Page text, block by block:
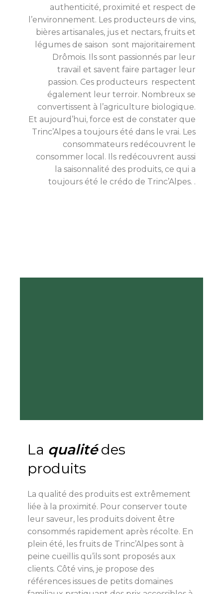
authenticité, proximité et respect de
l’environnement. Les producteurs de vins,
bières artisanales, jus et nectars, fruits et
légumes de saison sont majoritairement
Drômois. Ils sont passionnés par leur
travail et savent faire partager leur
passion. Ces producteurs respectent
également leur terroir. Nombreux se
convertissent à l’agriculture biologique.
Et aujourd’hui, force est de constater que
Trinc’Alpes a toujours été dans le vrai. Les
consommateurs redécouvrent le
consommer local. Ils redécouvrent aussi
la saisonnalité des produits, ce qui a
toujours été le crédo de Trinc’Alpes. .
La qualitédes
produits
La qualité des produits est extrêmement
liée à la proximité. Pour conserver toute
leur saveur, les produits doivent être
consommés rapidement après récolte. En
plein été, les fruits de Trinc’Alpes sont à
peine cueillis qu’ils sont proposés aux
clients. Côté vins, je propose des
références issues de petits domaines